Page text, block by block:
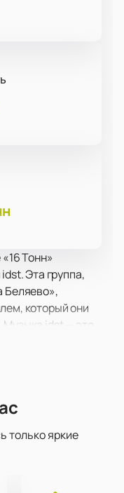
Тонн»
Эта группа,
Беляево»,
который они
idst — это
на тексты,
только яркие